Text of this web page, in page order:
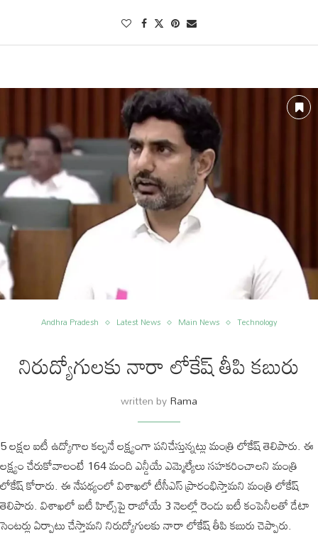
Andhra Pradesh Latest News Main News Technology
నిరుద్యోగులకు నారా లోకేష్ తీపి కబురు
written byRama
5 లక్షల ఐటీ ఉద్యోగాల కల్పనే లక్ష్యంగా పనిచేస్తున్నట్లు మంత్రి లోకేష్ తెలిపారు. ఈ
లక్ష్యం చేరుకోవాలంటే 164 మంది ఎన్డీయే ఎమ్మెల్యేలు సహకరించాలని మంత్రి
లోకేష్ కోరారు. ఈ నేపథ్యంలో విశాఖలో టీసీఎస్ ప్రారంభిస్తామని మంత్రి లోకేష్
తెలిపారు. విశాఖలో ఐటీ హిల్స్‌పై రాబోయే 3 నెలల్లో రెండు ఐటీ కంపెనీలతో డేటా
సెంటర్లు ఏర్పాటు చేస్తామని నిరుద్యోగులకు నారా లోకేష్ తీపి కబురు చెప్పారు.